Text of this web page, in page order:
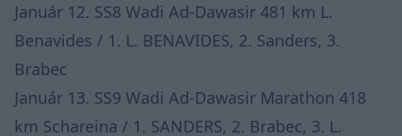
Január 12. SS8 Wadi Ad-Dawasir 481 km L.
Benavides / 1. L. BENAVIDES, 2. Sanders, 3.
Brabec
Január 13. SS9 Wadi Ad-Dawasir Marathon 418
km Schareina / 1. SANDERS, 2. Brabec, 3. L.